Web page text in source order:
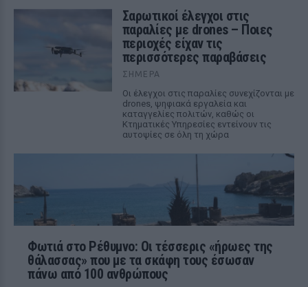
Σαρωτικοί έλεγχοι στις
παραλίες με drones – Ποιες
περιοχές είχαν τις
περισσότερες παραβάσεις
ΣΉΜΕΡΑ
Οι έλεγχοι στις παραλίες συνεχίζονται με
drones, ψηφιακά εργαλεία και
καταγγελίες πολιτών, καθώς οι
Κτηματικές Υπηρεσίες εντείνουν τις
αυτοψίες σε όλη τη χώρα
Φωτιά στο Ρέθυμνο: Οι τέσσερις «ήρωες της
θάλασσας» που με τα σκάφη τους έσωσαν
πάνω από 100 ανθρώπους